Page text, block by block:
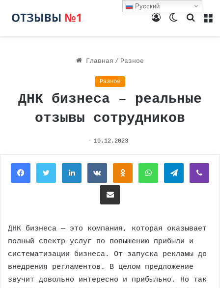
Поиск
Switch
Войти
Главная / Разное
Разное
ДНК бизнеса – реальные
отзывы сотрудников
10.12.2023
FacebookTwitterLinkedInВконтактеОдноклассники
WhatsAppTelegram
Поделиться через электронную почту
ДНК бизнеса — это компания, которая оказывает
полный спектр услуг по повышению прибыли и
систематизации бизнеса. От запуска рекламы до
внедрения регламентов. В целом предложение
звучит довольно интересно и прибыльно. Но так
Русский